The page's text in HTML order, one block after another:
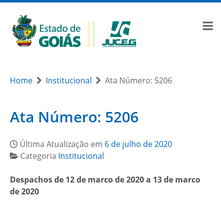
Home Institucional Ata Número: 5206
Ata Número: 5206
Última Atualização em 6 de julho de 2020
Categoria Institucional
Despachos de 12 de marco de 2020 a 13 de marco
de 2020